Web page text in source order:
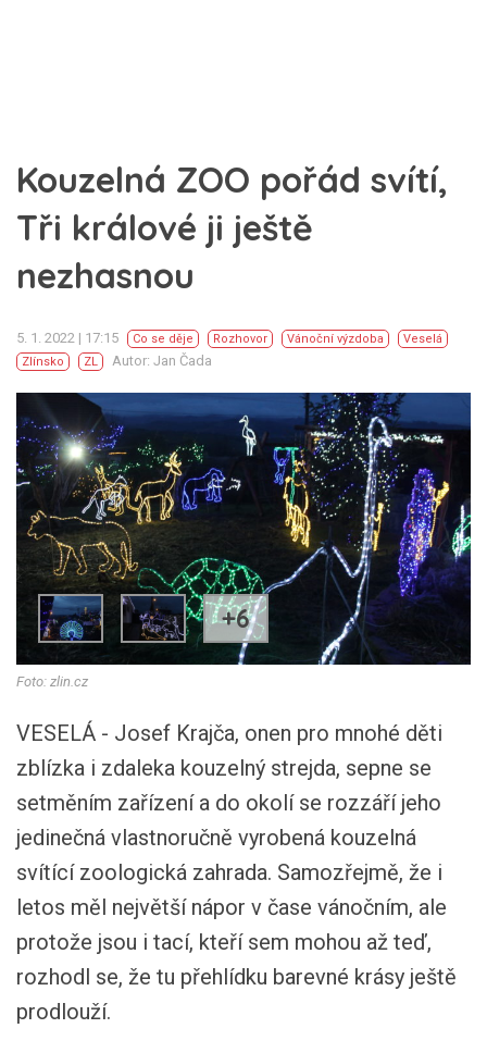
Kouzelná ZOO pořád svítí,
Tři králové ji ještě
nezhasnou
5. 1. 2022 | 17:15 Co se děje Rozhovor Vánoční výzdoba
Veselá
Zlínsko
ZL Autor: Jan Čada
+6
Foto: zlin.cz
VESELÁ - Josef Krajča, onen pro mnohé děti
zblízka i zdaleka kouzelný strejda, sepne se
setměním zařízení a do okolí se rozzáří jeho
jedinečná vlastnoručně vyrobená kouzelná
svítící zoologická zahrada. Samozřejmě, že i
letos měl největší nápor v čase vánočním, ale
protože jsou i tací, kteří sem mohou až teď,
rozhodl se, že tu přehlídku barevné krásy ještě
prodlouží.